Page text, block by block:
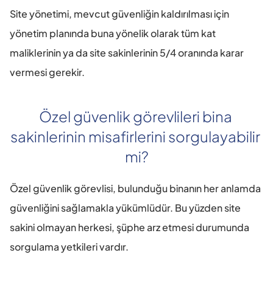
Site yönetimi, mevcut güvenliğin kaldırılması için
yönetim planında buna yönelik olarak tüm kat
maliklerinin ya da site sakinlerinin 5/4 oranında karar
vermesi gerekir.
Özel güvenlik görevlileri bina
sakinlerinin misafirlerini sorgulayabilir
mi?
Özel güvenlik görevlisi, bulunduğu binanın her anlamda
güvenliğini sağlamakla yükümlüdür. Bu yüzden site
sakini olmayan herkesi, şüphe arz etmesi durumunda
sorgulama yetkileri vardır.